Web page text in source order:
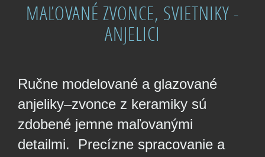
MAĽOVANÉ ZVONCE, SVIETNIKY -
ANJELICI
Ručne modelované a glazované
anjeliky–zvonce z keramiky sú
zdobené jemne maľovanými
detailmi. Precízne spracovanie a